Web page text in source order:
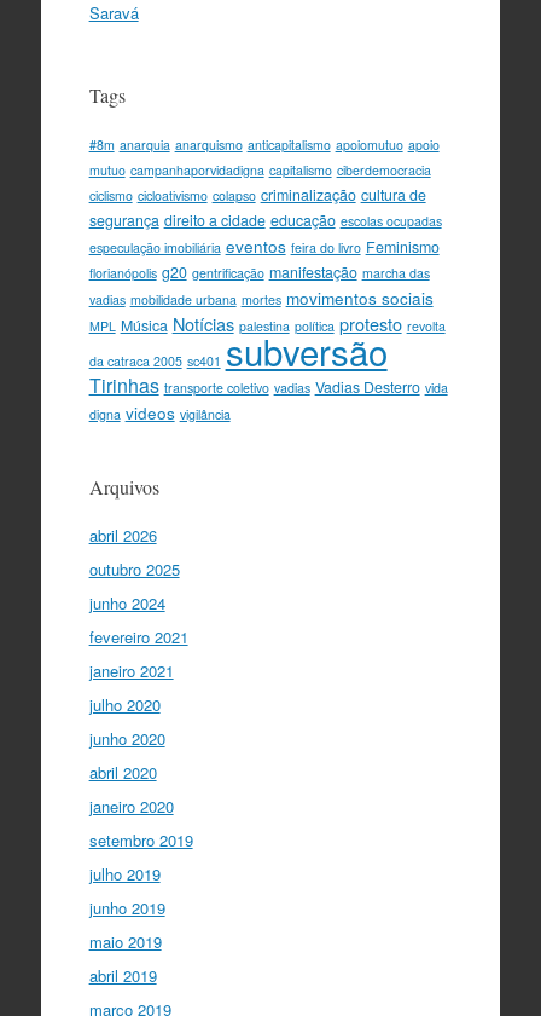
Saravá
Tags
#8m anarquia anarquismo anticapitalismo apoiomutuo apoio
mutuo campanhaporvidadigna capitalismo ciberdemocracia
ciclismo cicloativismo colapso criminalização cultura de
segurança direito a cidade educação escolas ocupadas
especulação imobiliária eventos feira do livro Feminismo
florianópolis g20 gentrificação manifestação marcha das
vadias mobilidade urbana mortes movimentos sociais
MPL Música Notícias palestina política protesto revolta
da catraca 2005 sc401 subversão
Tirinhas transporte coletivo vadias Vadias Desterro vida
digna videos vigilância
Arquivos
abril 2026
outubro 2025
junho 2024
fevereiro 2021
janeiro 2021
julho 2020
junho 2020
abril 2020
janeiro 2020
setembro 2019
julho 2019
junho 2019
maio 2019
abril 2019
março 2019